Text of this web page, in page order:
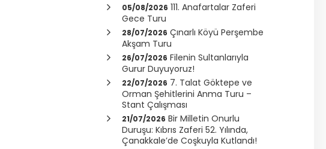
05/08/2026 111. Anafartalar Zaferi
Gece Turu
28/07/2026 Çınarlı Köyü Perşembe
Akşam Turu
26/07/2026 Filenin Sultanlarıyla
Gurur Duyuyoruz!
22/07/2026 7. Talat Göktepe ve
Orman Şehitlerini Anma Turu –
Stant Çalışması
21/07/2026 Bir Milletin Onurlu
Duruşu: Kıbrıs Zaferi 52. Yılında,
Çanakkale’de Coşkuyla Kutlandı!